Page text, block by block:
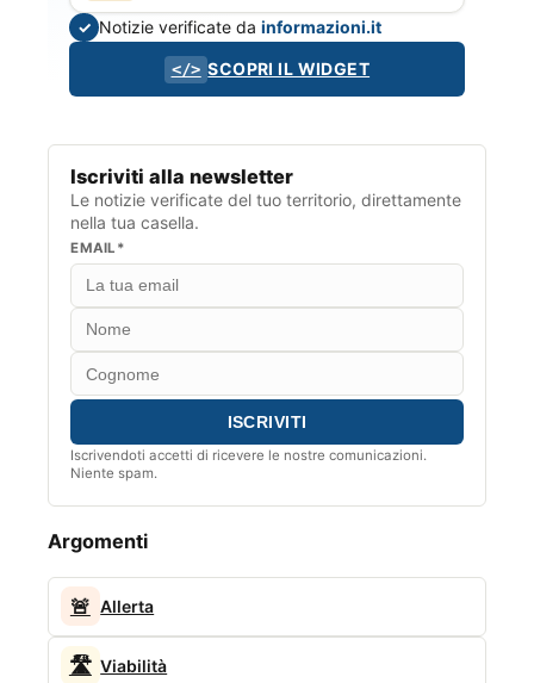
✓ Notizie verificate dainformazioni.it
</> SCOPRI IL WIDGET
Iscriviti alla newsletter
Le notizie verificate del tuo territorio, direttamente
nella tua casella.
EMAIL*
Iscrivendoti accetti di ricevere le nostre comunicazioni.
Niente spam.
Argomenti
🚨 Allerta
🛣️ Viabilità